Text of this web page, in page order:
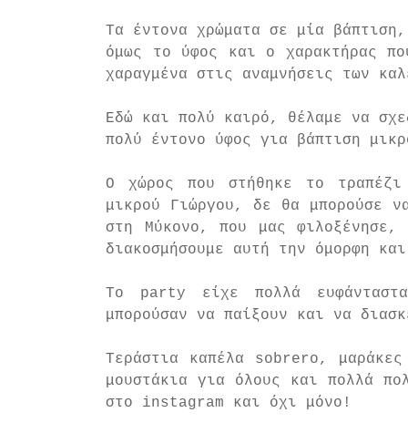
Τα έντονα χρώματα σε μία
όμως το ύφος και ο χαρακτήρας
χαραγμένα στις αναμνήσεις των
Εδώ και πολύ καιρό, θέλαμε να
πολύ έντονο ύφος για βάπτιση
Ο χώρος που στήθηκε το
μικρού Γιώργου, δε θα μπορούσε
στη Μύκονο, που μας
διακοσμήσουμε αυτή την όμορφη
Το party είχε πολλά
μπορούσαν να παίξουν και να
Τεράστια καπέλα sobrero,
μουστάκια για όλους και πολλά
στο instagram και όχι μόνο!